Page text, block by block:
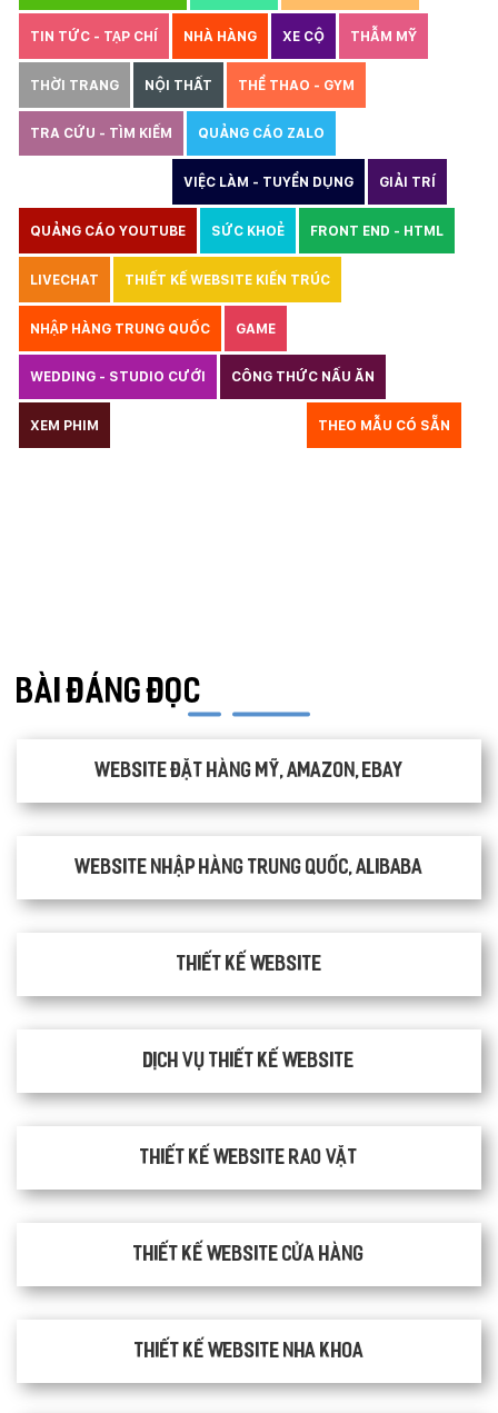
TIN TỨC - TẠP CHÍ NHÀ HÀNG XE CỘ THẪM MỸ
THỜI TRANG NỘI THẤT THỂ THAO - GYM
TRA CỨU - TÌM KIẾM QUẢNG CÁO ZALO
VIỆC LÀM - TUYỂN DỤNG GIẢI TRÍ
QUẢNG CÁO YOUTUBE SỨC KHOẺ FRONT END - HTML
LIVECHAT THIẾT KẾ WEBSITE KIẾN TRÚC
NHẬP HÀNG TRUNG QUỐC GAME
WEDDING - STUDIO CƯỚI CÔNG THỨC NẤU ĂN
XEM PHIM THEO MẪU CÓ SẴN
BÀI ĐÁNG ĐỌC
Website đặt hàng Mỹ, Amazon, Ebay
Website nhập hàng Trung Quốc, Alibaba
Thiết kế website
Dịch vụ thiết kế website
thiết kế website rao vặt
Thiết kế website cửa hàng
Thiết kế website nha khoa